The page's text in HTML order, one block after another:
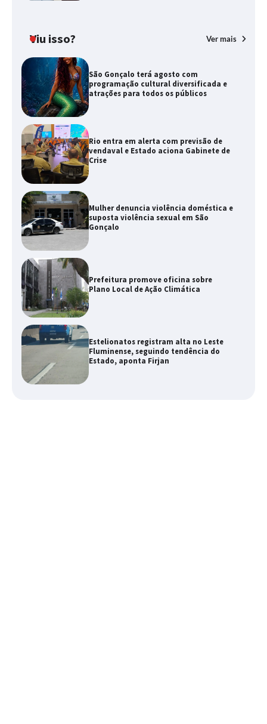
Viu isso? Ver mais
São Gonçalo terá agosto com
programação cultural diversificada e
atrações para todos os públicos
Rio entra em alerta com previsão de
vendaval e Estado aciona Gabinete de
Crise
Mulher denuncia violência doméstica e
suposta violência sexual em São
Gonçalo
Prefeitura promove oficina sobre
Plano Local de Ação Climática
Estelionatos registram alta no Leste
Fluminense, seguindo tendência do
Estado, aponta Firjan